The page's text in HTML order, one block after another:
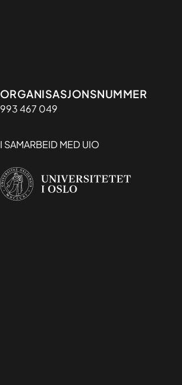
Organisasjon
ORGANISASJONSNUMMER
993 467 049
I SAMARBEID MED UIO